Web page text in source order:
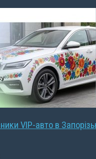
VIP-авто в